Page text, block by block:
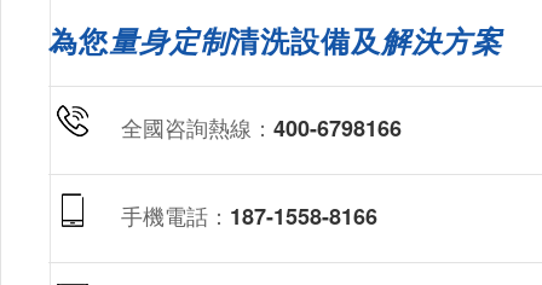
為您量身定制清洗設備及解決方案
全國咨詢熱線： 400-6798166
手機電話： 187-1558-8166